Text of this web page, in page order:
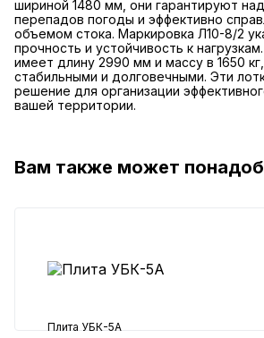
шириной 1480 мм, они гарантируют
перепадов погоды и эффективно
объемом стока. Маркировка Л10-8/2
прочность и устойчивость к
имеет длину 2990 мм и массу в 1650
стабильными и долговечными. Эти
решение для организации
вашей территории.
Вам также может
Плита УБК-5А